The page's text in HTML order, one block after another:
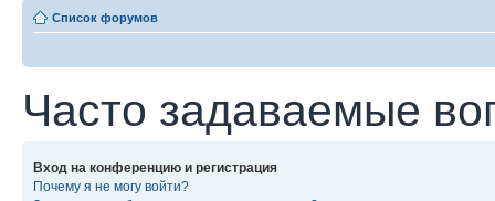
Список форумов
Часто задаваемые
Вход на конференцию и регистрация
Почему я не могу войти?